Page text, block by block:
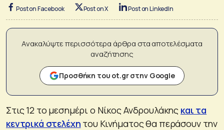
Post on Facebook Post on X Post on LinkedIn
Ανακαλύψτε περισσότερα άρθρα στα αποτελέσματα
αναζήτησης
Προσθήκη του ot.gr στην Google
Στις 12 το μεσημέρι ο Νίκος Ανδρουλάκης και τα
κεντρικά στελέχη του Κινήματος θα περάσουν την